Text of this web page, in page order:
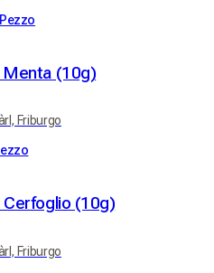
Pezzo
Menta (10g)
Friburgo
Cerfoglio (10g)
Friburgo